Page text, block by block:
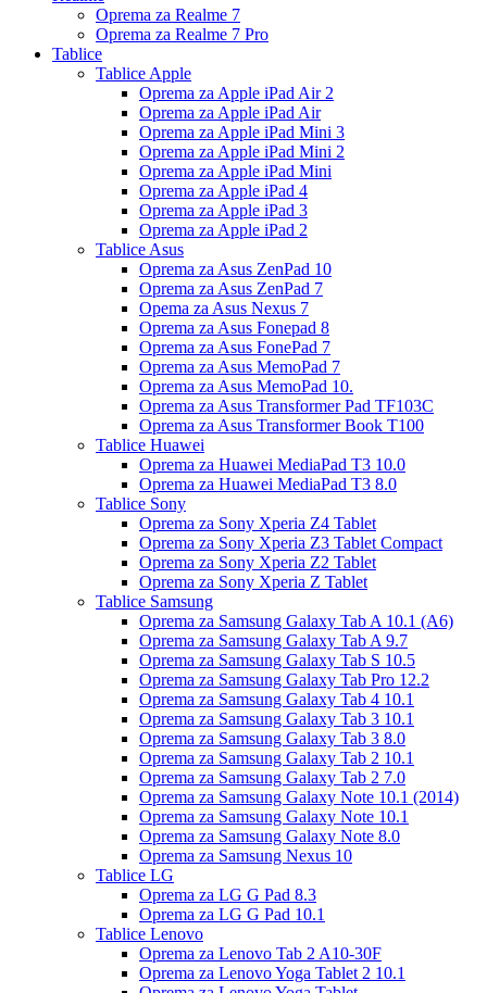
Oprema za Realme 7
Oprema za Realme 7 Pro
Tablice
Tablice Apple
Oprema za Apple iPad Air 2
Oprema za Apple iPad Air
Oprema za Apple iPad Mini 3
Oprema za Apple iPad Mini 2
Oprema za Apple iPad Mini
Oprema za Apple iPad 4
Oprema za Apple iPad 3
Oprema za Apple iPad 2
Tablice Asus
Oprema za Asus ZenPad 10
Oprema za Asus ZenPad 7
Opema za Asus Nexus 7
Oprema za Asus Fonepad 8
Oprema za Asus FonePad 7
Oprema za Asus MemoPad 7
Oprema za Asus MemoPad 10.
Oprema za Asus Transformer Pad TF103C
Oprema za Asus Transformer Book T100
Tablice Huawei
Oprema za Huawei MediaPad T3 10.0
Oprema za Huawei MediaPad T3 8.0
Tablice Sony
Oprema za Sony Xperia Z4 Tablet
Oprema za Sony Xperia Z3 Tablet Compact
Oprema za Sony Xperia Z2 Tablet
Oprema za Sony Xperia Z Tablet
Tablice Samsung
Oprema za Samsung Galaxy Tab A 10.1 (A6)
Oprema za Samsung Galaxy Tab A 9.7
Oprema za Samsung Galaxy Tab S 10.5
Oprema za Samsung Galaxy Tab Pro 12.2
Oprema za Samsung Galaxy Tab 4 10.1
Oprema za Samsung Galaxy Tab 3 10.1
Oprema za Samsung Galaxy Tab 3 8.0
Oprema za Samsung Galaxy Tab 2 10.1
Oprema za Samsung Galaxy Tab 2 7.0
Oprema za Samsung Galaxy Note 10.1 (2014)
Oprema za Samsung Galaxy Note 10.1
Oprema za Samsung Galaxy Note 8.0
Oprema za Samsung Nexus 10
Tablice LG
Oprema za LG G Pad 8.3
Oprema za LG G Pad 10.1
Tablice Lenovo
Oprema za Lenovo Tab 2 A10-30F
Oprema za Lenovo Yoga Tablet 2 10.1